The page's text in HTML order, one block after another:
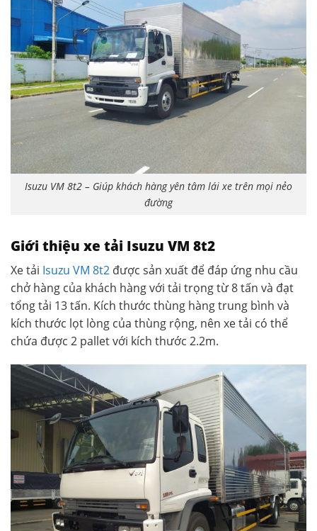
Isuzu VM 8t2 – Giúp khách hàng yên tâm lái xe trên mọi nẻo
đường
Giới thiệu xe tải Isuzu VM 8t2
Xe tải Isuzu VM 8t2 được sản xuất để đáp ứng nhu cầu
chở hàng của khách hàng với tải trọng từ 8 tấn và đạt
tổng tải 13 tấn. Kích thước thùng hàng trung bình và
kích thước lọt lòng của thùng rộng, nên xe tải có thể
chứa được 2 pallet với kích thước 2.2m.